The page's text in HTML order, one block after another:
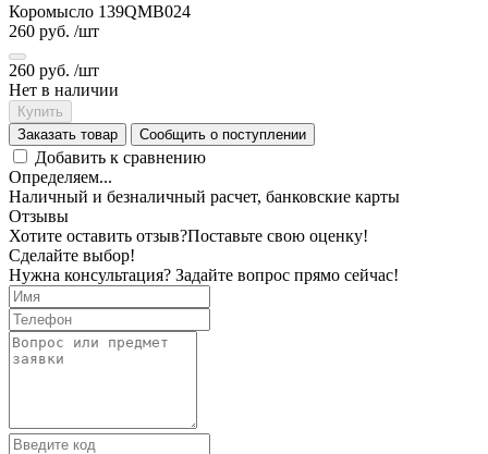
Коромысло 139QMB024
260 руб. /шт
260 руб. /шт
Нет в наличии
Купить
Заказать товар
Сообщить о поступлении
Добавить к сравнению
Определяем...
Наличный и безналичный расчет, банковские карты
Отзывы
Хотите оставить отзыв?Поставьте свою оценку!
Сделайте выбор!
Нужна консультация? Задайте вопрос прямо сейчас!